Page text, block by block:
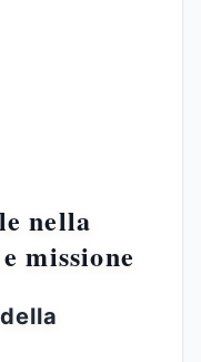
nella
missione